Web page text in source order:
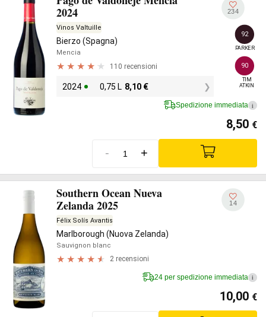
2024
Vinos Valtuille
Bierzo (Spagna)
Mencia
110 recensioni
2024 0,75 L 8,10 €
234
92
PARKER
90
TIM
ATKIN
Spedizione immediata i
8,50 €
- +
Southern Ocean Nueva
Zelanda 2025
Félix Solís Avantis
Marlborough (Nuova Zelanda)
Sauvignon blanc
2 recensioni
14
24 per spedizione immediata i
10,00 €